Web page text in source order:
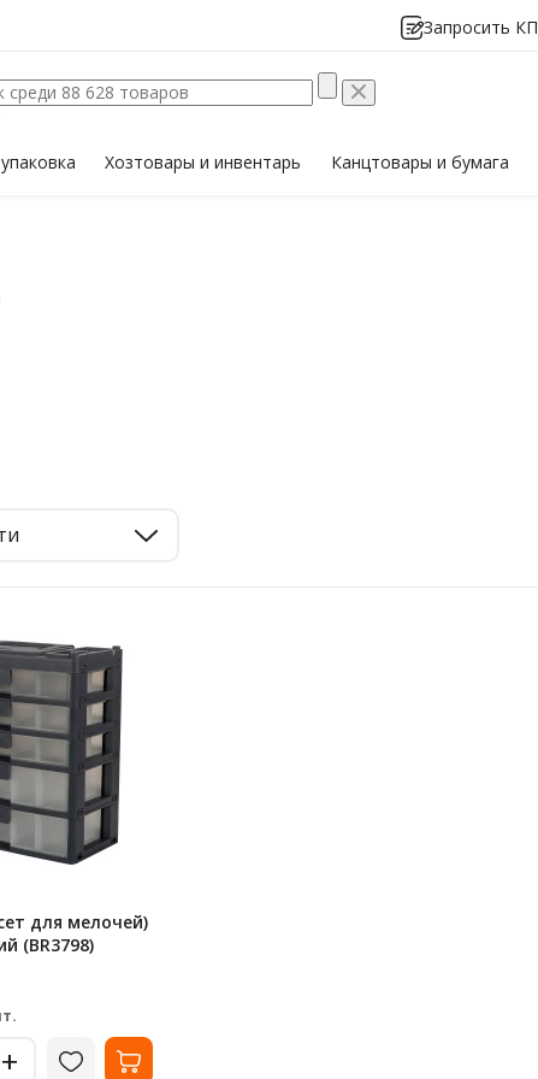
Запросить КП
Хозтоварыи инвентарь Канцтовары и бумага
для мелочей)
(BR3798)
+